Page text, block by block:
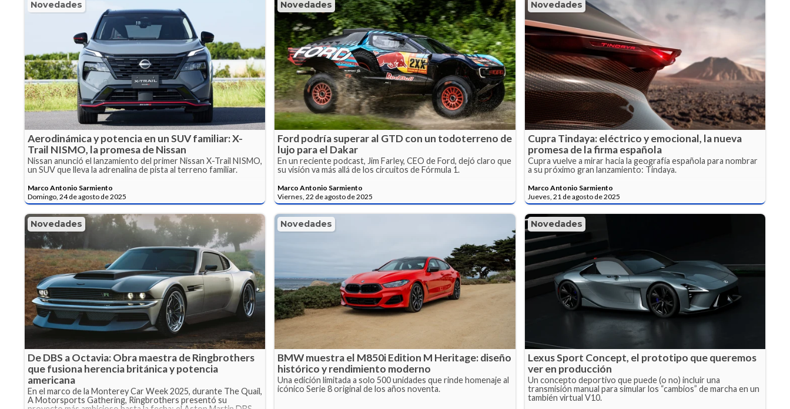
Novedades
Aerodinámica y potencia en un SUV familiar: X-
Trail NISMO, la promesa de Nissan
Nissan anunció el lanzamiento del primer Nissan X-Trail NISMO,
un SUV que lleva la adrenalina de pista al terreno familiar.
Marco Antonio Sarmiento
Domingo, 24 de agosto de 2025
Novedades
Ford podría superar al GTD con un todoterreno de
lujo para el Dakar
En un reciente podcast, Jim Farley, CEO de Ford, dejó claro que
su visión va más allá de los circuitos de Fórmula 1.
Marco Antonio Sarmiento
Viernes, 22 de agosto de 2025
Novedades
Cupra Tindaya: eléctrico y emocional, la nueva
promesa de la firma española
Cupra vuelve a mirar hacia la geografía española para nombrar
a su próximo gran lanzamiento: Tindaya.
Marco Antonio Sarmiento
Jueves, 21 de agosto de 2025
Novedades
De DBS a Octavia: Obra maestra de Ringbrothers
que fusiona herencia británica y potencia
americana
En el marco de la Monterey Car Week 2025, durante The Quail,
A Motorsports Gathering, Ringbrothers presentó su
Novedades
BMW muestra el M850i Edition M Heritage: diseño
histórico y rendimiento moderno
Una edición limitada a solo 500 unidades que rinde homenaje al
icónico Serie 8 original de los años noventa.
Novedades
Lexus Sport Concept, el prototipo que queremos
ver en producción
Un concepto deportivo que puede (o no) incluir una
transmisión manual para simular los “cambios” de marcha en un
también virtual V10.